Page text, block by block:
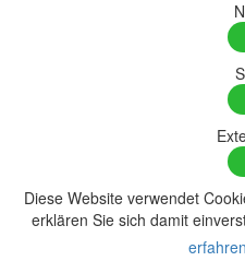
Diese Website verwendet
erklären Sie sich damit
erfahren